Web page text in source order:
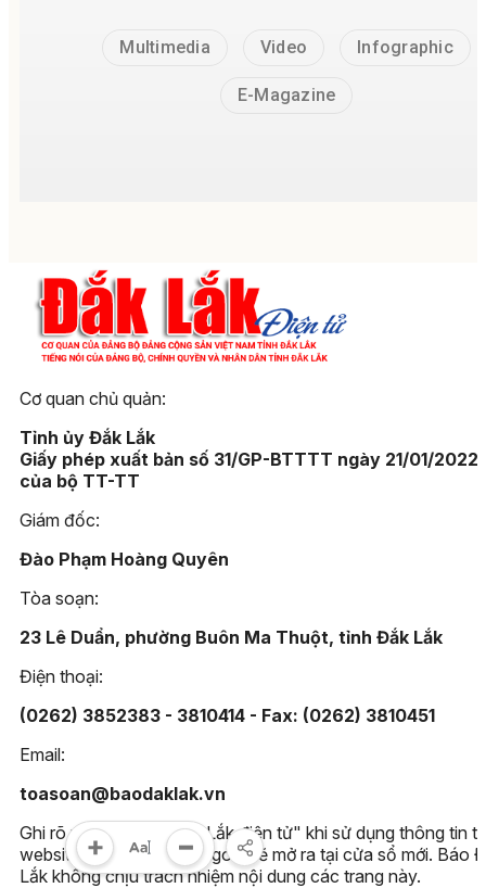
Multimedia Video Infographic
E-Magazine
Cơ quan chủ quản:
Tỉnh ủy Đắk Lắk
Giấy phép xuất bản số 31/GP-BTTTT ngày 21/01/2022
của bộ TT-TT
Giám đốc:
Đào Phạm Hoàng Quyên
Tòa soạn:
23 Lê Duẩn, phường Buôn Ma Thuột, tỉnh Đắk Lắk
Điện thoại:
(0262) 3852383 - 3810414 - Fax: (0262) 3810451
Email:
toasoan@baodaklak.vn
Ghi rõ nguồn "Báo Đắk Lắk điện tử" khi sử dụng thông tin
website này. Các trang ngoài sẽ mở ra tại cửa sổ mới. Báo
Lắk không chịu trách nhiệm nội dung các trang này.